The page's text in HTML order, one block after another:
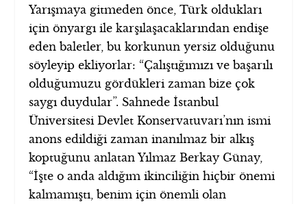
Yarışmaya gitmeden önce, Türk oldukları
için önyargı ile karşılaşacaklarından endişe
eden baletler, bu korkunun yersiz olduğunu
söyleyip ekliyorlar: “Çalıştığımızı ve başarılı
olduğumuzu gördükleri zaman bize çok
saygı duydular”. Sahnede İstanbul
Üniversitesi Devlet Konservatuvarı’nın ismi
anons edildiği zaman inanılmaz bir alkış
koptuğunu anlatan Yılmaz Berkay Günay,
“İşte o anda aldığım ikinciliğin hiçbir önemi
kalmamıştı, benim için önemli olan